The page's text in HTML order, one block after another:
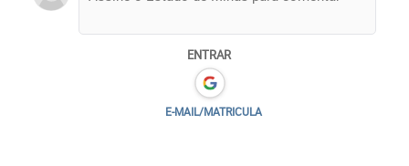
ENTRAR
E-MAIL/MATRICULA